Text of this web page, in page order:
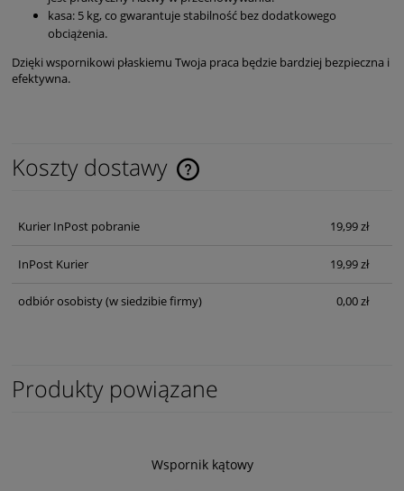
kasa: 5 kg, co gwarantuje stabilność bez dodatkowego
obciążenia.
Dzięki wspornikowi płaskiemu Twoja praca będzie bardziej bezpieczna i
efektywna.
Koszty dostawy
Cena nie zawiera ewentualnych kosztów płatności
Kurier InPost pobranie 19,99 zł
InPost Kurier 19,99 zł
odbiór osobisty(w siedzibie firmy) 0,00 zł
Produkty powiązane
Wspornik kątowy